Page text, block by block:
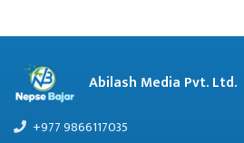
Abilash Media Pvt. Ltd.
+977 9866117035